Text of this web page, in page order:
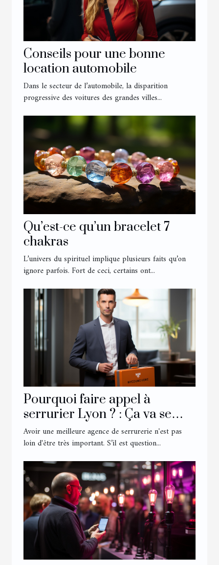
Conseils pour une bonne
location automobile
Dans le secteur de l’automobile, la disparition
progressive des voitures des grandes villes...
Qu’est-ce qu’un bracelet 7
chakras
L’univers du spirituel implique plusieurs faits qu’on
ignore parfois. Fort de ceci, certains ont...
Pourquoi faire appel à
serrurier Lyon ? : Ça va se
savoir
Avoir une meilleure agence de serrurerie n'est pas
loin d'être très important. S’il est question...